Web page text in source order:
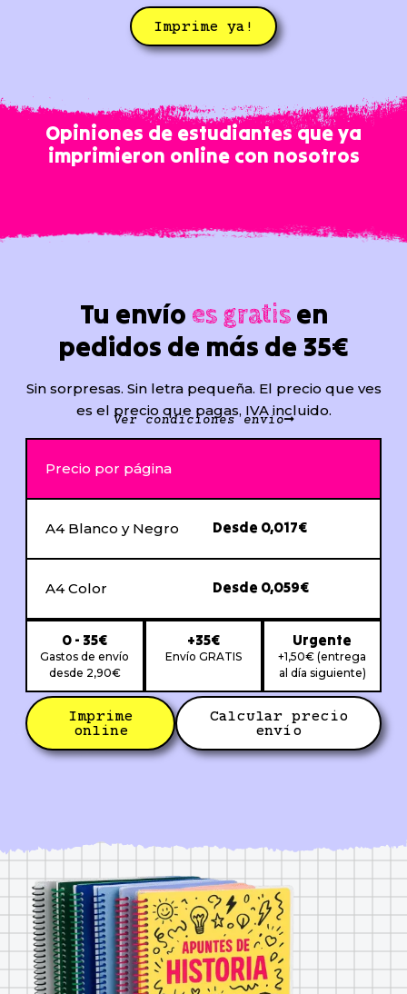
Imprime ya!
Opiniones de estudiantes que ya
imprimieron online con nosotros
Tu envío es gratis en
pedidos de más de 35€
Sin sorpresas. Sin letra pequeña. El precio que ves
es el precio que pagas, IVA incluido.
Ver condiciones envío
Precio por página
A4 Blanco y Negro Desde 0,017€
A4 Color Desde 0,059€
0 - 35€
Gastos de envío
desde 2,90€
+35€
Envío GRATIS
Urgente
+1,50€ (entrega
al día siguiente)
Imprime
online
Calcular precio
envío